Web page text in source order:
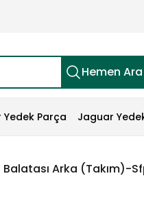
Hemen Ara
Yedek Parça Jaguar
Balatası Arka (Takım)-